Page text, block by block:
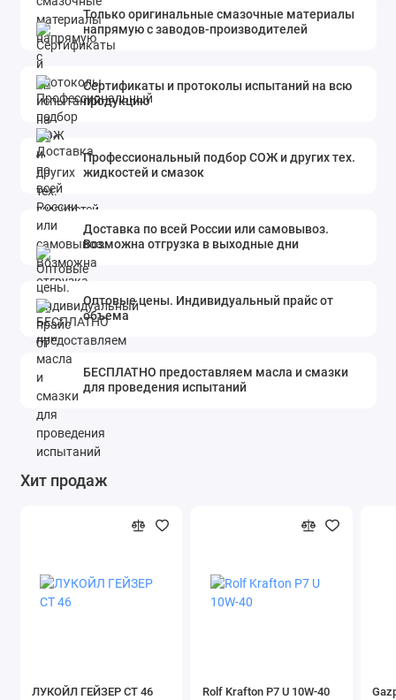
Только оригинальные смазочные материалы
напрямую с заводов-производителей
Сертификаты и протоколы испытаний на всю
продукцию
Профессиональный подбор СОЖ и других тех.
жидкостей и смазок
Доставка по всей России или самовывоз.
Возможна отгрузка в выходные дни
Оптовые цены. Индивидуальный прайс от
объема
БЕСПЛАТНО предоставляем масла и смазки
для проведения испытаний
Хит продаж
ЛУКОЙЛ ГЕЙЗЕР СТ 46 Rolf Krafton P7 U 10W-40